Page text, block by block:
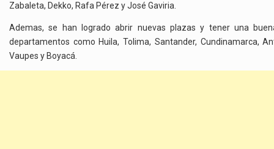
Zabaleta, Dekko, Rafa Pérez y José Gaviria.
Ademas, se han logrado abrir nuevas plazas y tener una
departamentos como Huila, Tolima, Santander, Cundinamarca,
Vaupes y Boyacá.